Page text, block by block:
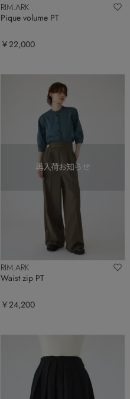
RIM.ARK
Pique volume PT
￥22,000
RIM.ARK
Waist zip PT
￥24,200